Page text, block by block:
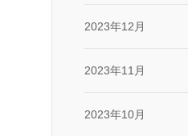
2023年12月
2023年11月
2023年10月